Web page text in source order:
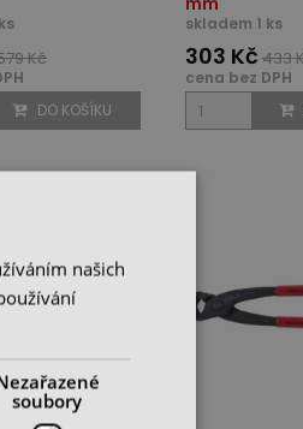
Kč
DO KOŠÍKU
skladem 1 ks
303 Kč433
cena bez DPH
našich
soubory